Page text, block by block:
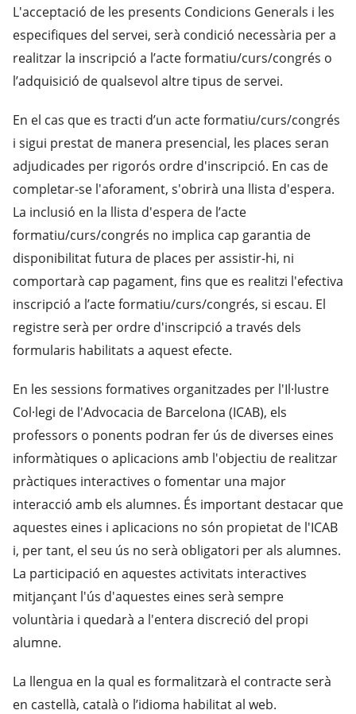
L'acceptació de les presents Condicions Generals i les
especifiques del servei, serà condició necessària per a
realitzar la inscripció a l’acte formatiu/curs/congrés o
l’adquisició de qualsevol altre tipus de servei.
En el cas que es tracti d’un acte formatiu/curs/congrés
i sigui prestat de manera presencial, les places seran
adjudicades per rigorós ordre d'inscripció. En cas de
completar-se l'aforament, s'obrirà una llista d'espera.
La inclusió en la llista d'espera de l’acte
formatiu/curs/congrés no implica cap garantia de
disponibilitat futura de places per assistir-hi, ni
comportarà cap pagament, fins que es realitzi l'efectiva
inscripció a l’acte formatiu/curs/congrés, si escau. El
registre serà per ordre d'inscripció a través dels
formularis habilitats a aquest efecte.
En les sessions formatives organitzades per l'Il·lustre
Col·legi de l'Advocacia de Barcelona (ICAB), els
professors o ponents podran fer ús de diverses eines
informàtiques o aplicacions amb l'objectiu de realitzar
pràctiques interactives o fomentar una major
interacció amb els alumnes. És important destacar que
aquestes eines i aplicacions no són propietat de l'ICAB
i, per tant, el seu ús no serà obligatori per als alumnes.
La participació en aquestes activitats interactives
mitjançant l'ús d'aquestes eines serà sempre
voluntària i quedarà a l'entera discreció del propi
alumne.
La llengua en la qual es formalitzarà el contracte serà
en castellà, català o l’idioma habilitat al web.